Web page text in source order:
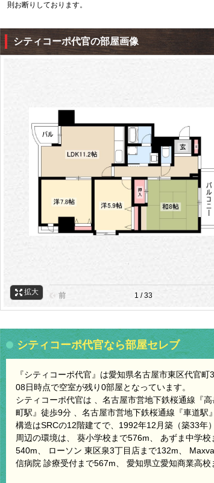
則お断りしております。
シティコーポ代官の部屋画像
拡大 前 1 / 33
シティコーポ代官なら部屋セレブ
『シティコーポ代官』は愛知県名古屋市東区代官
08日時点で空室が残り0部屋となっています。
シティコーポ代官は 、名古屋市営地下鉄桜通線『
町駅』徒歩9分 、名古屋市営地下鉄桜通線『車道駅
構造はSRCの12階建てで、1992年12月築（築33年
周辺の環境は、 葵小学校まで576m、 あずま中学
540m、 ローソン 東区泉3丁目店まで132m、
信病院 診療受付まで567m、 愛知県立愛知商業高校